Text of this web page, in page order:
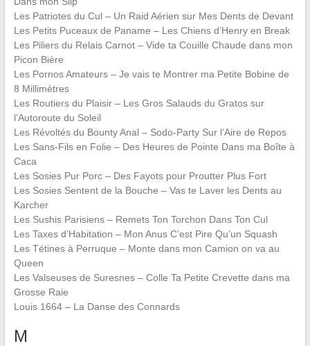
Les Patriotes du Cul – Un Raid Aérien sur Mes Dents de Devant
Les Petits Puceaux de Paname – Les Chiens d’Henry en Break
Les Piliers du Relais Carnot – Vide ta Couille Chaude dans mon
Picon Bière
Les Pornos Amateurs – Je vais te Montrer ma Petite Bobine de
8 Millimètres
Les Routiers du Plaisir – Les Gros Salauds du Gratos sur
l’Autoroute du Soleil
Les Révoltés du Bounty Anal – Sodo-Party Sur l’Aire de Repos
Les Sans-Fils en Folie – Des Heures de Pointe Dans ma Boîte à
Caca
Les Sosies Pur Porc – Des Fayots pour Proutter Plus Fort
Les Sosies Sentent de la Bouche – Vas te Laver les Dents au
Karcher
Les Sushis Parisiens – Remets Ton Torchon Dans Ton Cul
Les Taxes d’Habitation – Mon Anus C’est Pire Qu’un Squash
Les Tétines à Perruque – Monte dans mon Camion on va au
Queen
Les Valseuses de Suresnes – Colle Ta Petite Crevette dans ma
Grosse Raie
Louis 1664 – La Danse des Connards
M